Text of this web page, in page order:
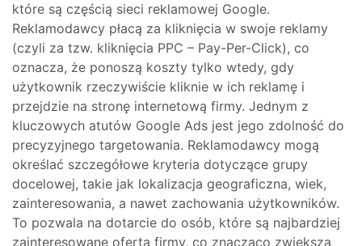
które są częścią sieci reklamowej Google.
Reklamodawcy płacą za kliknięcia w swoje reklamy
(czyli za tzw. kliknięcia PPC – Pay-Per-Click), co
oznacza, że ponoszą koszty tylko wtedy, gdy
użytkownik rzeczywiście kliknie w ich reklamę i
przejdzie na stronę internetową firmy. Jednym z
kluczowych atutów Google Ads jest jego zdolność do
precyzyjnego targetowania. Reklamodawcy mogą
określać szczegółowe kryteria dotyczące grupy
docelowej, takie jak lokalizacja geograficzna, wiek,
zainteresowania, a nawet zachowania użytkowników.
To pozwala na dotarcie do osób, które są najbardziej
zainteresowane ofertą firmy, co znacząco zwiększa